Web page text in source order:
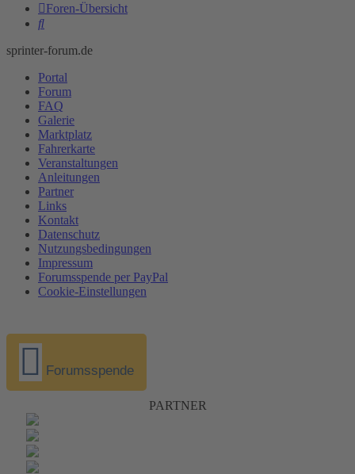
Foren-Übersicht
Suche
sprinter-forum.de
Portal
Forum
FAQ
Galerie
Marktplatz
Fahrerkarte
Veranstaltungen
Anleitungen
Partner
Links
Kontakt
Datenschutz
Nutzungsbedingungen
Impressum
Forumsspende per PayPal
Cookie-Einstellungen
Forumsspende
PARTNER